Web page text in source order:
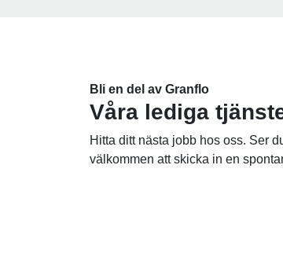
Bli en del av Granflo
Våra lediga
Hitta ditt nästa jobb hos oss. Ser
välkommen att skicka in en